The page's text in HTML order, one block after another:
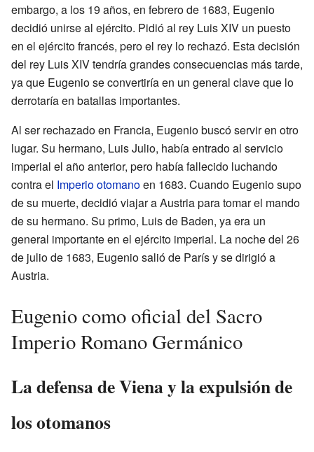
embargo, a los 19 años, en febrero de 1683, Eugenio
decidió unirse al ejército. Pidió al rey Luis XIV un puesto
en el ejército francés, pero el rey lo rechazó. Esta decisión
del rey Luis XIV tendría grandes consecuencias más tarde,
ya que Eugenio se convertiría en un general clave que lo
derrotaría en batallas importantes.
Al ser rechazado en Francia, Eugenio buscó servir en otro
lugar. Su hermano, Luis Julio, había entrado al servicio
imperial el año anterior, pero había fallecido luchando
contra el Imperio otomanoen 1683. Cuando Eugenio supo
de su muerte, decidió viajar a Austria para tomar el mando
de su hermano. Su primo, Luis de Baden, ya era un
general importante en el ejército imperial. La noche del 26
de julio de 1683, Eugenio salió de París y se dirigió a
Austria.
Eugenio como oficial del Sacro
Imperio Romano Germánico
La defensa de Viena y la expulsión de
los otomanos